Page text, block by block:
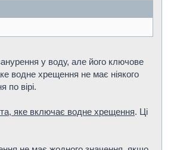
у воду, але його ключове
водне хрещення не має ніякого
по вірі.
яке включає водне хрещення. Ці